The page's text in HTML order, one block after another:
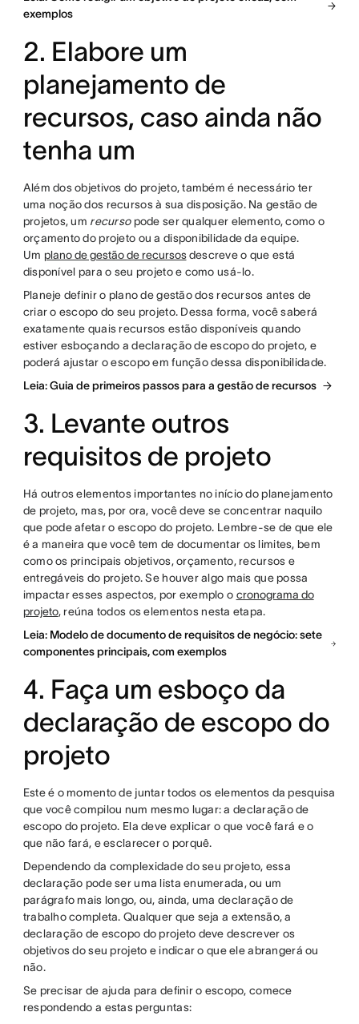
exemplos
2. Elabore um
planejamento de
recursos, caso ainda não
tenha um
Além dos objetivos do projeto, também é necessário ter
uma noção dos recursos à sua disposição. Na gestão de
projetos, um recursopode ser qualquer elemento, como o
orçamento do projeto ou a disponibilidade da equipe.
Um plano de gestão de recursosdescreve o que está
disponível para o seu projeto e como usá-lo.
Planeje definir o plano de gestão dos recursos antes de
criar o escopo do seu projeto. Dessa forma, você saberá
exatamente quais recursos estão disponíveis quando
estiver esboçando a declaração de escopo do projeto, e
poderá ajustar o escopo em função dessa disponibilidade.
Leia: Guia de primeiros passos para a gestão de recursos
3. Levante outros
requisitos de projeto
Há outros elementos importantes no início do planejamento
de projeto, mas, por ora, você deve se concentrar naquilo
que pode afetar o escopo do projeto. Lembre-se de que ele
é a maneira que você tem de documentar os limites, bem
como os principais objetivos, orçamento, recursos e
entregáveis do projeto. Se houver algo mais que possa
impactar esses aspectos, por exemplo o cronograma do
projeto, reúna todos os elementos nesta etapa.
Leia: Modelo de documento de requisitos de negócio: sete
componentes principais, com exemplos
4. Faça um esboço da
declaração de escopo do
projeto
Este é o momento de juntar todos os elementos da pesquisa
que você compilou num mesmo lugar: a declaração de
escopo do projeto. Ela deve explicar o que você fará e o
que não fará, e esclarecer o porquê.
Dependendo da complexidade do seu projeto, essa
declaração pode ser uma lista enumerada, ou um
parágrafo mais longo, ou, ainda, uma declaração de
trabalho completa. Qualquer que seja a extensão, a
declaração de escopo do projeto deve descrever os
objetivos do seu projeto e indicar o que ele abrangerá ou
não.
Se precisar de ajuda para definir o escopo, comece
respondendo a estas perguntas: